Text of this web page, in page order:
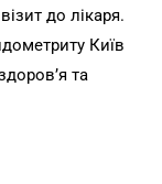
до лікаря.
Київ
та